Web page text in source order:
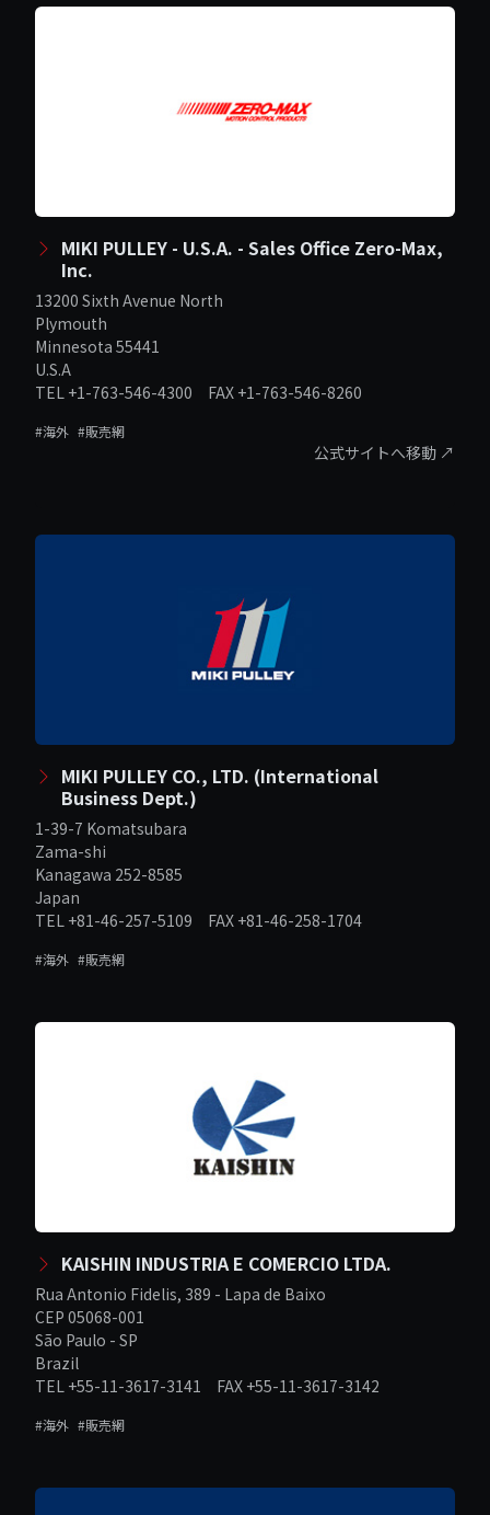
MIKI PULLEY - U.S.A. - Sales Office Zero-Max,
Inc.
13200 Sixth Avenue North
Plymouth
Minnesota 55441
U.S.A
TEL +1-763-546-4300 FAX +1-763-546-8260
#海外 #販売網
公式サイトへ移動 ↗
MIKI PULLEY CO., LTD. (International
Business Dept.)
1-39-7 Komatsubara
Zama-shi
Kanagawa 252-8585
Japan
TEL +81-46-257-5109 FAX +81-46-258-1704
#海外 #販売網
KAISHIN INDUSTRIA E COMERCIO LTDA.
Rua Antonio Fidelis, 389 - Lapa de Baixo
CEP 05068-001
São Paulo - SP
Brazil
TEL +55-11-3617-3141 FAX +55-11-3617-3142
#海外 #販売網